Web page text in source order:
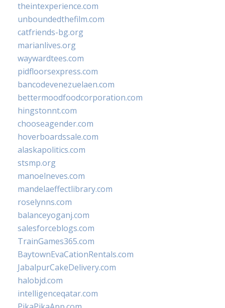
theintexperience.com
unboundedthefilm.com
catfriends-bg.org
marianlives.org
waywardtees.com
pidfloorsexpress.com
bancodevenezuelaen.com
bettermoodfoodcorporation.com
hingstonnt.com
chooseagender.com
hoverboardssale.com
alaskapolitics.com
stsmp.org
manoelneves.com
mandelaeffectlibrary.com
roselynns.com
balanceyoganj.com
salesforceblogs.com
TrainGames365.com
BaytownEvaCationRentals.com
JabalpurCakeDelivery.com
halobjd.com
intelligenceqatar.com